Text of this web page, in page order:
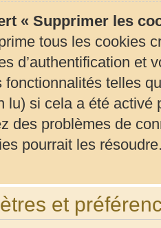
« Supprimer les
tous les cookies
d’authentification et
fonctionnalités telles
lu) si cela a été activé
des problèmes de
pourrait les
et